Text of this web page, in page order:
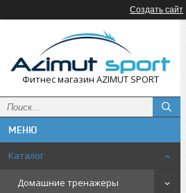
Создать сайт
Фитнес магазин AZIMUT SPORT
Каталог
Домашние тренажеры